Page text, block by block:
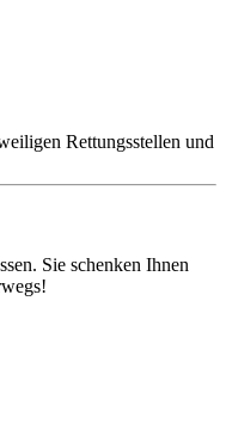
Rettungsstellen und
Sie schenken Ihnen